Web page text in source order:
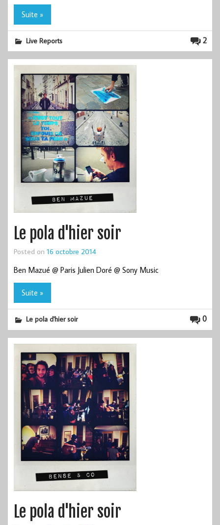
Suite »
2
Live Reports
Le pola d'hier soir
Posted on 16 octobre 2014
Ben Mazué @ Paris Julien Doré @ Sony Music
Suite »
0
Le pola d'hier soir
Le pola d'hier soir